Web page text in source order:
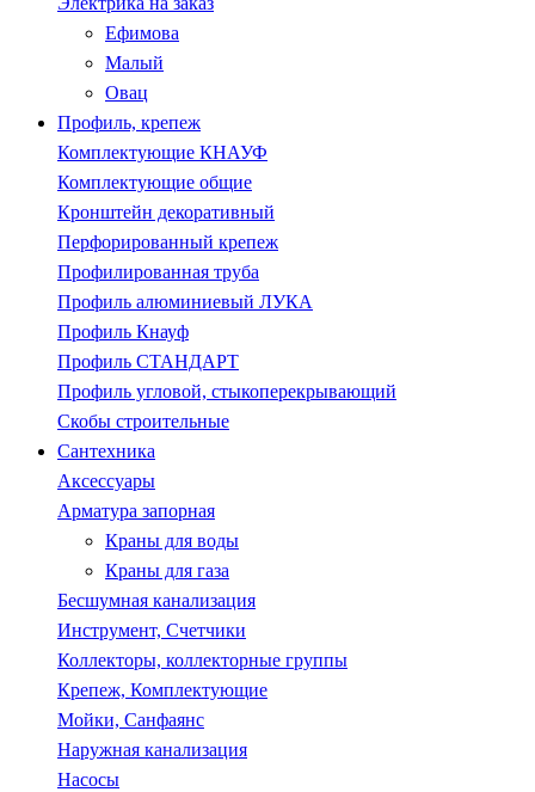
Ефимова
Малый
Овац
Профиль, крепеж
Комплектующие КНАУФ
Комплектующие общие
Кронштейн декоративный
Перфорированный крепеж
Профилированная труба
Профиль алюминиевый ЛУКА
Профиль Кнауф
Профиль СТАНДАРТ
Профиль угловой, стыкоперекрывающий
Скобы строительные
Сантехника
Аксессуары
Арматура запорная
Краны для воды
Краны для газа
Бесшумная канализация
Инструмент, Счетчики
Коллекторы, коллекторные группы
Крепеж, Комплектующие
Мойки, Санфаянс
Наружная канализация
Насосы